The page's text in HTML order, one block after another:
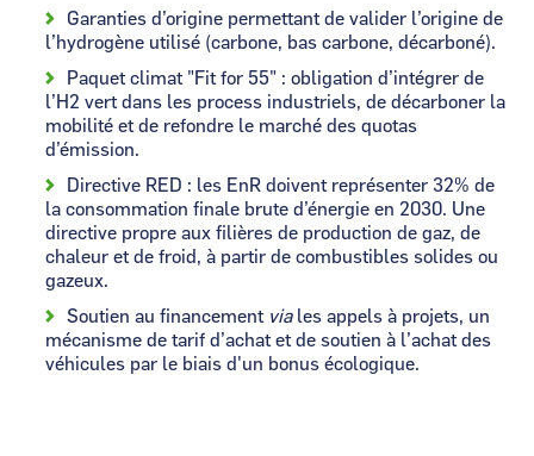
Garanties d’origine permettant de valider l’origine de
l’hydrogène utilisé (carbone, bas carbone, décarboné).
Paquet climat "Fit for 55" : obligation d’intégrer de
l’H2 vert dans les process industriels, de décarboner la
mobilité et de refondre le marché des quotas
d’émission.
Directive RED : les EnR doivent représenter 32% de
la consommation finale brute d’énergie en 2030. Une
directive propre aux filières de production de gaz, de
chaleur et de froid, à partir de combustibles solides ou
gazeux.
Soutien au financement via les appels à projets, un
mécanisme de tarif d’achat et de soutien à l’achat des
véhicules par le biais d'un bonus écologique.